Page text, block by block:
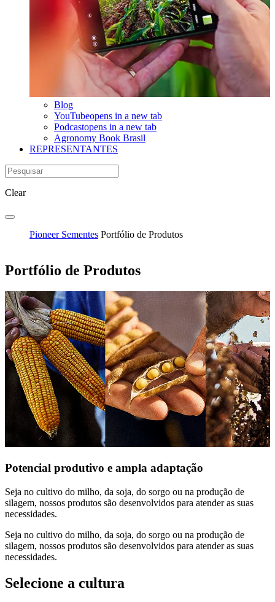
Blog
YouTubeopens in a new tab
Podcastopens in a new tab
Agronomy Book Brasil
REPRESENTANTES
Clear
Pioneer Sementes Portfólio de Produtos
Portfólio de Produtos
Potencial produtivo e ampla adaptação
Seja no cultivo do milho, da soja, do sorgo ou na produção de
silagem, nossos produtos são desenvolvidos para atender as suas
necessidades.
Seja no cultivo do milho, da soja, do sorgo ou na produção de
silagem, nossos produtos são desenvolvidos para atender as suas
necessidades.
Selecione a cultura